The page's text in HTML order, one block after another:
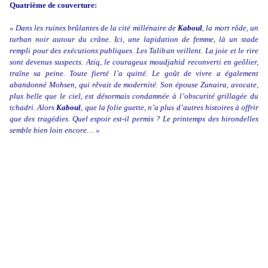
Quatrième de couverture:
« Dans les ruines brûlantes de la cité millénaire deKaboul, la mort rôde, un
turban noir autour du crâne. Ici, une lapidation de femme, là un stade
rempli pour des exécutions publiques. Les Taliban veillent. La joie et le rire
sont devenus suspects. Atiq, le courageux moudjahid reconverti en geôlier,
traîne sa peine. Toute fierté l’a quitté. Le goût de vivre a également
abandonné Mohsen, qui rêvait de modernité. Son épouse Zunaira, avocate,
plus belle que le ciel, est désormais condamnée à l’obscurité grillagée du
tchadri. AlorsKaboul, que la folie guette, n’a plus d’autres histoires à offrir
que des tragédies. Quel espoir est-il permis ? Le printemps des hirondelles
semble bien loin encore… »